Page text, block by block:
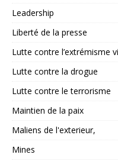
Leadership
Liberté de la presse
Lutte contre l’extrémisme
Lutte contre la drogue
Lutte contre le terrorisme
Maintien de la paix
Maliens de l'exterieur,
Mines